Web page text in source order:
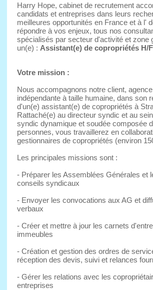
Harry Hope, cabinet de recrutement
candidats et entreprises dans leurs
meilleures opportunités en France et à l'
répondre à vos enjeux, tous nos
spécialisés par secteur d'activité et zone
un(e) : Assistant(e) de copropriétés H/
Votre mission :
Nous accompagnons notre client,
indépendante à taille humaine, dans son
d'un(e) assistant(e) de copropriétés à
Rattaché(e) au directeur syndic et au
syndic dynamique et soudée composée
personnes, vous travaillerez en
gestionnaires de copropriétés (environ
Les principales missions sont :
- Préparer les Assemblées Générales et
conseils syndicaux
- Envoyer les convocations aux AG et
verbaux
- Créer et mettre à jour les carnets
immeubles
- Création et gestion des ordres de
réception des devis, suivi et relances
- Gérer les relations avec les
entreprises